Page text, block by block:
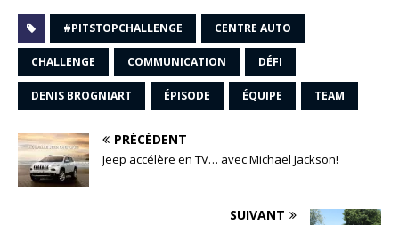
#PITSTOPCHALLENGE CENTRE AUTO
CHALLENGE COMMUNICATION DÉFI
DENIS BROGNIART ÉPISODE ÉQUIPE TEAM
PRÉCÉDENT
Jeep accélère en TV… avec Michael Jackson!
SUIVANT